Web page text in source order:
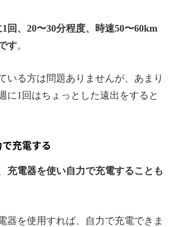
1回、20〜30分程度、時速50〜60km
す。
いる方は問題ありませんが、あまり
に1回はちょっとした遠出をすると
充電する
充電器を使い自力で充電することも
器を使用すれば、自力で充電できま